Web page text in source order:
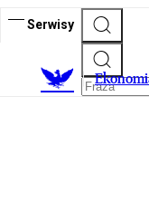
Serwisy